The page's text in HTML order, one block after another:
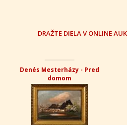
DRAŽTE DIELA V ONLINE
Denés Mesterházy - Pred
domom